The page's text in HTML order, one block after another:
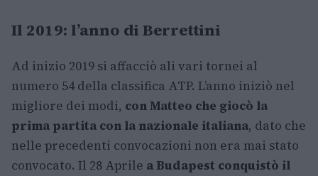
Il 2019: l’anno di Berrettini
Ad inizio 2019 si affacciò ali vari tornei al
numero 54 della classifica ATP. L’anno iniziò nel
migliore dei modi, con Matteo che giocò la
prima partita con la nazionale italiana, dato che
nelle precedenti convocazioni non era mai stato
convocato. Il 28 Aprile a Budapest conquistò il